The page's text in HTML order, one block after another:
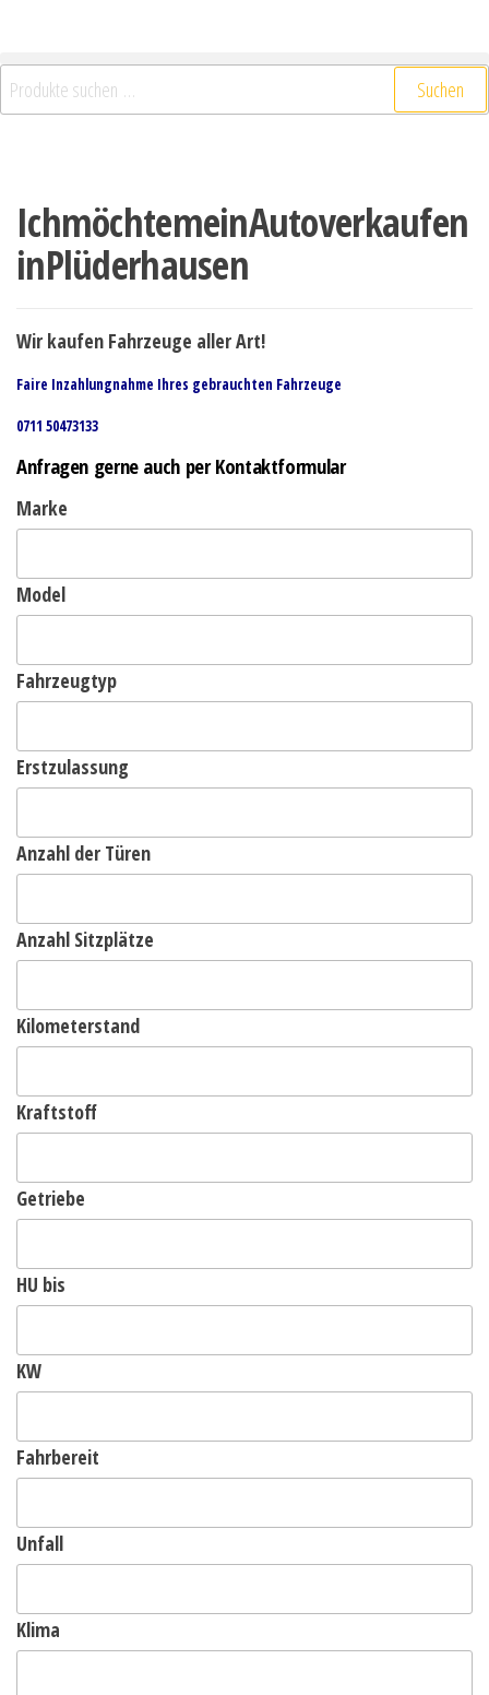
Suchen
IchmöchtemeinAutoverkaufen
inPlüderhausen
Wir kaufen Fahrzeuge aller Art!
Faire Inzahlungnahme Ihres gebrauchten Fahrzeuge
0711 50473133
Anfragen gerne auch per Kontaktformular
Marke
Model
Fahrzeugtyp
Erstzulassung
Anzahl der Türen
Anzahl Sitzplätze
Kilometerstand
Kraftstoff
Getriebe
HU bis
KW
Fahrbereit
Unfall
Klima